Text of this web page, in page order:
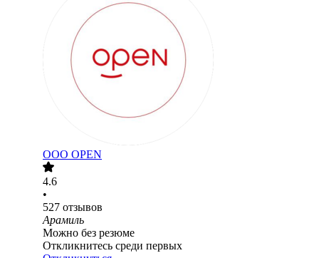
ООО OPEN
4.6
•
527 отзывов
Арамиль
Можно без резюме
Откликнитесь среди первых